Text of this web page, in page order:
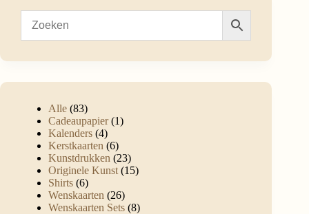
Alle 83
Cadeaupapier 1
Kalenders 4
Kerstkaarten 6
Kunstdrukken
23
Originele Kunst 15
Shirts 6
Wenskaarten
26
Wenskaarten Sets 8